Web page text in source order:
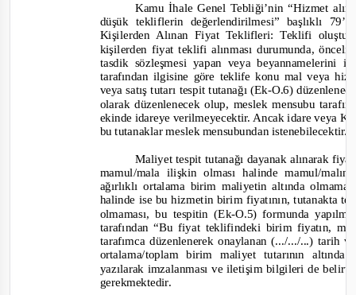
Kamu İhale Genel Tebliği’nin “Hizmet
düşük tekliflerin değerlendirilmesi” başlıklı
Kişilerden Alınan Fiyat Teklifleri: Teklifi
kişilerden fiyat teklifi alınması durumunda,
tasdik sözleşmesi yapan veya beyannamelerini
tarafından ilgisine göre teklife konu mal veya
veya satış tutarı tespit tutanağı (Ek-O.6)
olarak düzenlenecek olup, meslek mensubu
ekinde idareye verilmeyecektir. Ancak idare veya
bu tutanaklar meslek mensubundan istenebilecektir.
Maliyet tespit tutanağı dayanak alınarak
mamul/mala ilişkin olması halinde mamul/
ağırlıklı ortalama birim maliyetin altında
halinde ise bu hizmetin birim fiyatının, tutanakta
olmaması, bu tespitin (Ek-O.5) formunda
tarafından “Bu fiyat teklifindeki birim fiyatın,
tarafımca düzenlenerek onaylanan (.../.../...) tarih
ortalama/toplam birim maliyet tutarının
yazılarak imzalanması ve iletişim bilgileri de
gerekmektedir.